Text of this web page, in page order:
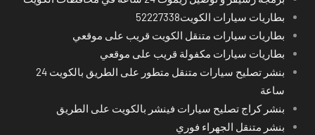
بطاريات سيارات الكويت52227338
بطاريات سيارات متنقل الكويت قريب على موقعي
بطاريات سيارات مكفولة قريب على موقعي
بنشر تصليح سيارات متنقل متطور على الطريق بالكويت 24
ساعة
بنشر كراج تصليح سيارات فينشر بالكويت على الطريق
بنشر متنقل الجهراء فوري